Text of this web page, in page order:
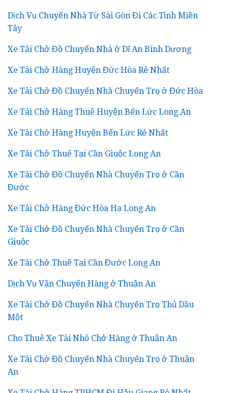
Dịch Vụ Chuyển Nhà Từ Sài Gòn Đi Các Tỉnh Miền
Tây
Xe Tải Chở Đồ Chuyển Nhà ở Dĩ An Bình Dương
Xe Tải Chở Hàng Huyện Đức Hòa Rẻ Nhất
Xe Tải Chở Đồ Chuyển Nhà Chuyển Trọ ở Đức Hòa
Xe Tải Chở Hàng Thuê Huyện Bến Lức Long An
Xe Tải Chở Hàng Huyện Bến Lức Rẻ Nhất
Xe Tải Chở Thuê Tại Cần Giuộc Long An
Xe Tải Chở Đồ Chuyển Nhà Chuyển Trọ ở Cần
Đước
Xe Tải Chở Hàng Đức Hòa Hạ Long An
Xe Tải Chở Đồ Chuyển Nhà Chuyển Trọ ở Cần
Giuộc
Xe Tải Chở Thuê Tại Cần Đước Long An
Dịch Vụ Vận Chuyển Hàng ở Thuận An
Xe Tải Chở Đồ Chuyển Nhà Chuyển Trọ Thủ Dầu
Một
Cho Thuê Xe Tải Nhỏ Chở Hàng ở Thuận An
Xe Tải Chở Đồ Chuyển Nhà Chuyển Trọ ở Thuận
An